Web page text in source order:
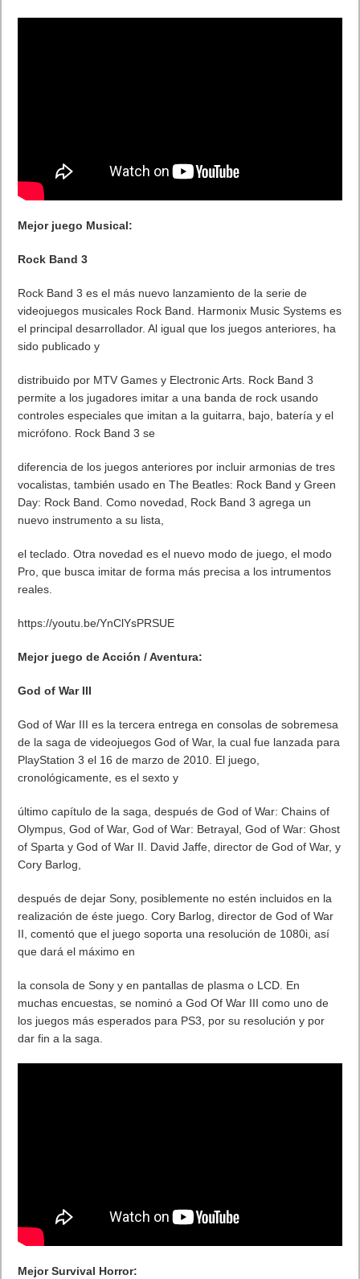
Mejor juego Musical:
Rock Band 3
Rock Band 3 es el más nuevo lanzamiento de la serie de
videojuegos musicales Rock Band. Harmonix Music Systems es
el principal desarrollador. Al igual que los juegos anteriores, ha
sido publicado y
distribuido por MTV Games y Electronic Arts. Rock Band 3
permite a los jugadores imitar a una banda de rock usando
controles especiales que imitan a la guitarra, bajo, batería y el
micrófono. Rock Band 3 se
diferencia de los juegos anteriores por incluir armonias de tres
vocalistas, también usado en The Beatles: Rock Band y Green
Day: Rock Band. Como novedad, Rock Band 3 agrega un
nuevo instrumento a su lista,
el teclado. Otra novedad es el nuevo modo de juego, el modo
Pro, que busca imitar de forma más precisa a los intrumentos
reales.
https://youtu.be/YnClYsPRSUE
Mejor juego de Acción / Aventura:
God of War III
God of War III es la tercera entrega en consolas de sobremesa
de la saga de videojuegos God of War, la cual fue lanzada para
PlayStation 3 el 16 de marzo de 2010. El juego,
cronológicamente, es el sexto y
último capítulo de la saga, después de God of War: Chains of
Olympus, God of War, God of War: Betrayal, God of War: Ghost
of Sparta y God of War II. David Jaffe, director de God of War, y
Cory Barlog,
después de dejar Sony, posiblemente no estén incluidos en la
realización de éste juego. Cory Barlog, director de God of War
II, comentó que el juego soporta una resolución de 1080i, así
que dará el máximo en
la consola de Sony y en pantallas de plasma o LCD. En
muchas encuestas, se nominó a God Of War III como uno de
los juegos más esperados para PS3, por su resolución y por
dar fin a la saga.
Mejor Survival Horror: